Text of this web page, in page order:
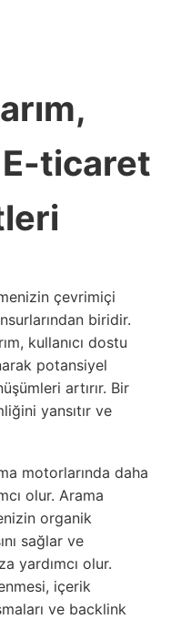
ticaret
çevrimiçi
biridir.
kullanıcı dostu
potansiyel
artırır. Bir
yansıtır ve
motorlarında daha
olur. Arama
organik
sağlar ve
yardımcı olur.
içerik
ve backlink